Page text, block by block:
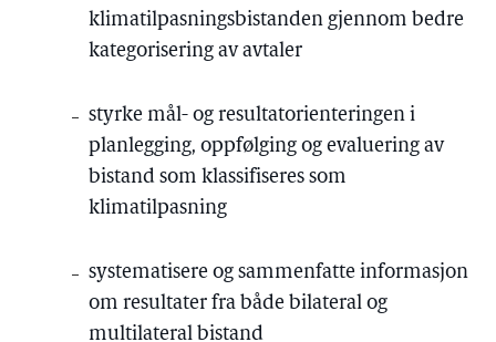
klimatilpasningsbistanden gjennom bedre
kategorisering av avtaler
styrke mål- og resultatorienteringen i
planlegging, oppfølging og evaluering av
bistand som klassifiseres som
klimatilpasning
systematisere og sammenfatte informasjon
om resultater fra både bilateral og
multilateral bistand